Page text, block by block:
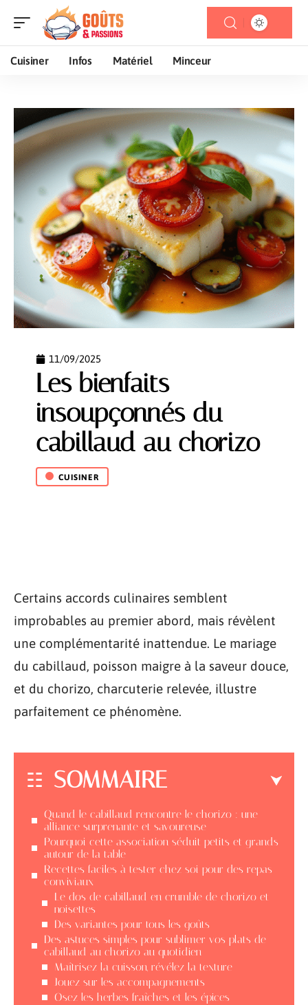
Cuisiner Infos Matériel Minceur
11/09/2025
Les bienfaits
insoupçonnés du
cabillaud au chorizo
CUISINER
Certains accords culinaires semblent
improbables au premier abord, mais révèlent
une complémentarité inattendue. Le mariage
du cabillaud, poisson maigre à la saveur douce,
et du chorizo, charcuterie relevée, illustre
parfaitement ce phénomène.
SOMMAIRE
Quand le cabillaud rencontre le chorizo : une
alliance surprenante et savoureuse
Pourquoi cette association séduit petits et grands
autour de la table
Recettes faciles à tester chez soi pour des repas
conviviaux
Le dos de cabillaud en crumble de chorizo et
noisettes
Des variantes pour tous les goûts
Des astuces simples pour sublimer vos plats de
cabillaud au chorizo au quotidien
Maîtrisez la cuisson, révélez la texture
Jouez sur les accompagnements
Osez les herbes fraîches et les épices